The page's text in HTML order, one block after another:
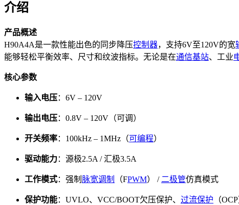
介绍
产品概述
H90A4A是一款性能出色的同步降压控制器，支持6V至120V的宽
能够轻松平衡效率、尺寸和纹波指标。无论是在通信基站、工业
核心参数
输入电压：6V – 120V
输出电压：0.8V – 120V（可调）
开关频率：100kHz – 1MHz（可编程）
驱动能力：源极2.5A / 汇极3.5A
工作模式：强制 脉宽调制 （FPWM） / 二极管仿真模式
保护功能：UVLO、VCC/BOOT欠压保护、 过流保护 （